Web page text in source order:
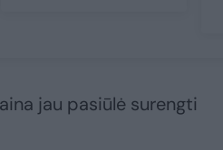
jau pasiūlė surengti